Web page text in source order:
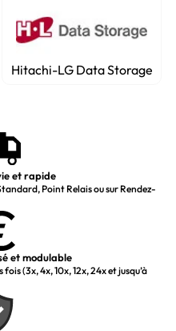
Hitachi-LG Data Storage
et rapide
Point Relais ou sur Rendez-
et modulable
(3x, 4x, 10x, 12x, 24x et jusqu’à